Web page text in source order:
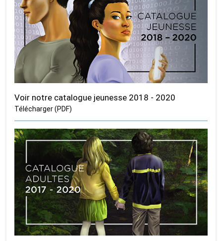
Voir notre catalogue jeunesse 2018 - 2020
Télécharger (PDF)